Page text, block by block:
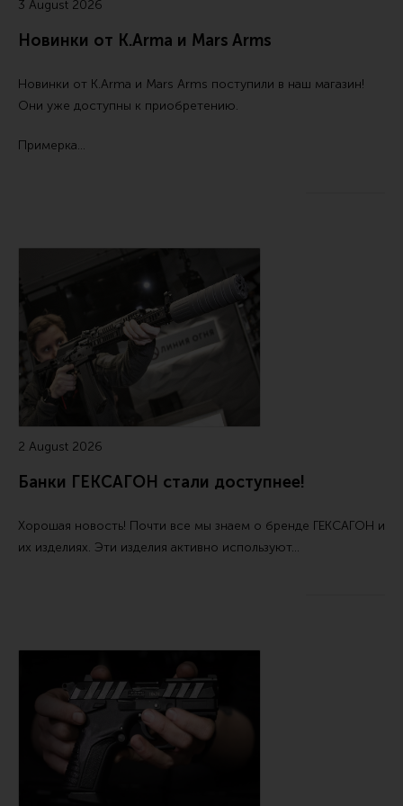
Ремни для IPSC
Стрелковые таймеры
Другие аксессуары IPSC
Перчатки
Разгрузочные системы и защита
Защита головы
Тактическая медицина
Чехлы, рюкзаки, сумки
Чистка, уход за оружием и релоадинг
Патчи
Релоадинг
3 August 2026
Новинки от K.Arma и Mars Arms
Новинки от K.Arma и Mars Arms поступили в наш магазин!
Они уже доступны к приобретению.
Примерка…
2 August 2026
Банки ГЕКСАГОН стали доступнее!
Хорошая новость! Почти все мы знаем о бренде ГЕКСАГОН и
их изделиях. Эти изделия активно используют…